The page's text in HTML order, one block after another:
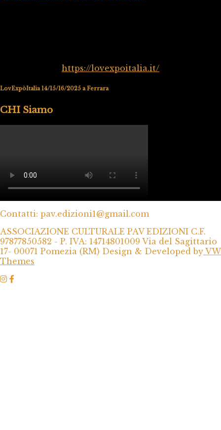
https://lovexpoitalia.it/
LovExpòItalia 14/15/16/2025 a Ferrara
CHI Siamo
Contatti: pav.edizioni1@gmail.com
ASSOCIAZIONE CULTURALE PAV EDIZIONI C.F.
97877850582 - P. IVA: 14714801009 Via del Sagittario
17- 00071 Pomezia (RM) Design & Developed by VW
Themes